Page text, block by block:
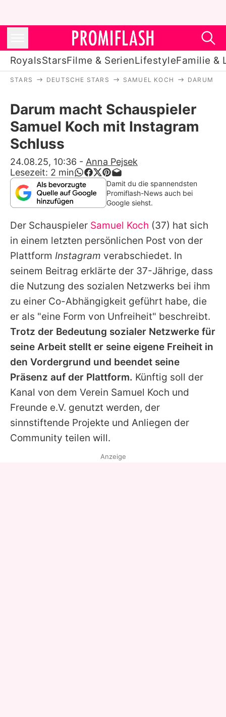
RoyalsStarsFilme & SerienLifestyleFamilie &
Stars
Filme & Serien
Lifestyle
Familie & Liebe
Promiflash Exklusiv
Alle Themen auf Promiflash
Jobs
App runterladen
Team
Redaktionelle Richtlinien
Impressum
Datenschutzerklärung
Utiq verwalten
STARS DEUTSCHE STARS SAMUEL KOCH DARUM
Darum macht Schauspieler
Samuel Koch mit Instagram
Schluss
24.08.25, 10:36 - Anna Pejsek
Lesezeit: 2 min
Damit du die spannendsten
Promiflash-News auch bei
Google siehst.
Der Schauspieler Samuel Koch (37) hat sich
in einem letzten persönlichen Post von der
Plattform Instagram verabschiedet. In
seinem Beitrag erklärte der 37-Jährige, dass
die Nutzung des sozialen Netzwerks bei ihm
zu einer Co-Abhängigkeit geführt habe, die
er als "eine Form von Unfreiheit" beschreibt.
Trotz der Bedeutung sozialer Netzwerke für
seine Arbeit stellt er seine eigene Freiheit in
den Vordergrund und beendet seine
Präsenz auf der Plattform. Künftig soll der
Kanal von dem Verein Samuel Koch und
Freunde e.V. genutzt werden, der
sinnstiftende Projekte und Anliegen der
Community teilen will.
Anzeige